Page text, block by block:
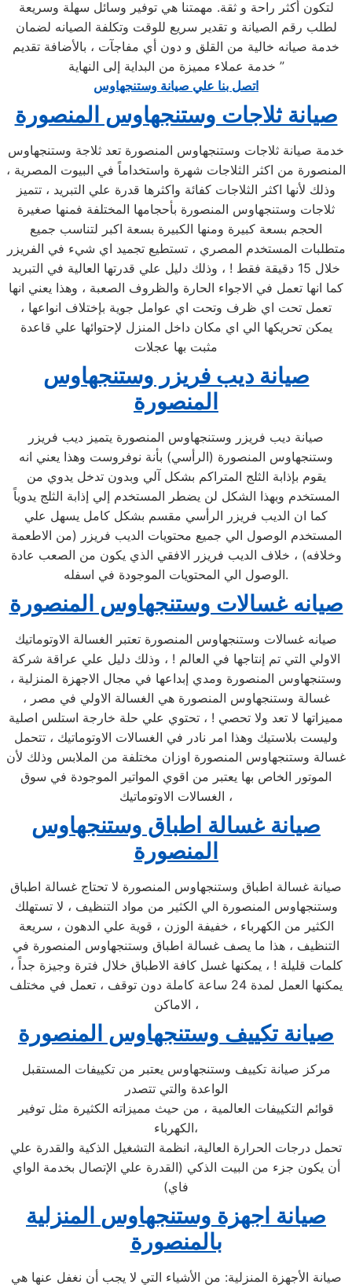
لتكون أكثر راحة و ثقة. مهمتنا هي توفير وسائل سهلة وسريعة
لطلب رقم الصيانة و تقدير سريع للوقت وتكلفة الصيانه لضمان
خدمة صيانه خالية من القلق و دون أي مفاجآت ، بالأضافة تقديم
خدمة عملاء مميزة من البداية إلى النهاية ”
اتصل بنا علي صيانة وستنجهاوس
صيانة ثلاجات وستنجهاوس المنصورة
خدمة صيانة ثلاجات وستنجهاوس المنصورة تعد ثلاجة وستنجهاوس
المنصورة من اكثر الثلاجات شهرة واستخداماً في البيوت المصرية ،
وذلك لأنها اكثر الثلاجات كفائة واكثرها قدرة علي التبريد ، تتميز
ثلاجات وستنجهاوس المنصورة بأحجامها المختلفة فمنها صغيرة
الحجم بسعة كبيرة ومنها الكبيرة بسعة اكبر لتناسب جميع
متطلبات المستخدم المصري ، تستطيع تجميد اي شيء في الفريزر
خلال 15 دقيقة فقط ! ، وذلك دليل علي قدرتها العالية في التبريد
كما انها تعمل في الاجواء الحارة والظروف الصعبة ، وهذا يعني انها
تعمل تحت اي ظرف وتحت اي عوامل جوية بإختلاف انواعها ،
يمكن تحريكها الي اي مكان داخل المنزل لإحتوائها علي قاعدة
مثبت بها عجلات
صيانة ديب فريزر وستنجهاوس
المنصورة
صيانة ديب فريزر وستنجهاوس المنصورة يتميز ديب فريزر
وستنجهاوس المنصورة (الرأسي) بأنة نوفروست وهذا يعني انه
يقوم بإذابة الثلج المتراكم بشكل آلي وبدون تدخل يدوي من
المستخدم وبهذا الشكل لن يضطر المستخدم إلي إذابة الثلج يدوياً
كما ان الديب فريزر الرأسي مقسم بشكل كامل يسهل علي
المستخدم الوصول الي جميع محتويات الديب فريزر (من الاطعمة
وخلافه) ، خلاف الديب فريزر الافقي الذي يكون من الصعب عادة
الوصول الي المحتويات الموجودة في اسفله.
صيانه غسالات وستنجهاوس المنصورة
صيانه غسالات وستنجهاوس المنصورة تعتبر الغسالة الاوتوماتيك
الاولي التي تم إنتاجها في العالم ! ، وذلك دليل علي عراقة شركة
وستنجهاوس المنصورة ومدي إبداعها في مجال الاجهزة المنزلية ،
غسالة وستنجهاوس المنصورة هي الغسالة الاولي في مصر ،
مميزاتها لا تعد ولا تحصي ! ، تحتوي علي حلة خارجة استلس اصلية
وليست بلاستيك وهذا امر نادر في الغسالات الاوتوماتيك ، تتحمل
غسالة وستنجهاوس المنصورة اوزان مختلفة من الملابس وذلك لأن
الموتور الخاص بها يعتبر من اقوي المواتير الموجودة في سوق
الغسالات الاوتوماتيك ،
صيانة غسالة اطباق وستنجهاوس
المنصورة
صيانة غسالة اطباق وستنجهاوس المنصورة لا تحتاج غسالة اطباق
وستنجهاوس المنصورة الي الكثير من مواد التنظيف ، لا تستهلك
الكثير من الكهرباء ، خفيفة الوزن ، قوية علي الدهون ، سريعة
التنظيف ، هذا ما يصف غسالة اطباق وستنجهاوس المنصورة في
كلمات قليلة ! ، يمكنها غسل كافة الاطباق خلال فترة وجيزة جداً ،
يمكنها العمل لمدة 24 ساعة كاملة دون توقف ، تعمل في مختلف
الاماكن ،
صيانة تكييف وستنجهاوس المنصورة
مركز صيانة تكييف وستنجهاوس يعتبر من تكييفات المستقبل
الواعدة والتي تتصدر
قوائم التكييفات العالمية ، من حيث مميزاته الكثيرة مثل توفير
الكهرباء،
تحمل درجات الحرارة العالية، انظمة التشغيل الذكية والقدرة علي
أن يكون جزء من البيت الذكي (القدرة علي الإتصال بخدمة الواي
فاي)
صيانة اجهزة وستنجهاوس المنزلية
بالمنصورة
صيانة الأجهزة المنزلية: من الأشياء التي لا يجب أن نغفل عنها هي